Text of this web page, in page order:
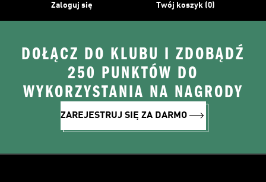
Zaloguj się Twój koszyk (0)
DOŁĄCZ DO KLUBU I ZDOBĄDŹ
250 PUNKTÓW DO
WYKORZYSTANIA NA NAGRODY
ZAREJESTRUJ SIĘ ZA DARMO